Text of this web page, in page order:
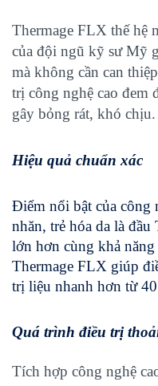
Thermage FLX thế hệ
của đội ngũ kỹ sư Mỹ
mà không cần can
trị công nghệ cao đem
gây bỏng rát, khó chịu.
Hiệu quả chuẩn xác
Điểm nổi bật của công
nhăn, trẻ hóa da là
lớn hơn cùng khả
Thermage FLX giúp
trị liệu nhanh hơn từ
Quá trình điều trị
Tích hợp công nghệ